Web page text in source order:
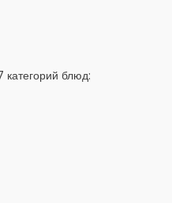
блюд: